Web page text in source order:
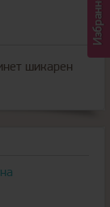
шикарен
Избранное